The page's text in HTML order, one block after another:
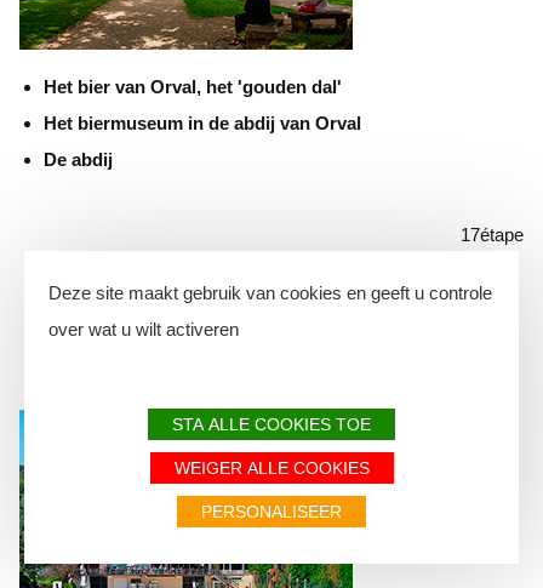
Het bier van Orval, het 'gouden dal'
Het biermuseum in de abdij van Orval
De abdij
17étape
ETHE
Deze site maakt gebruik van cookies en geeft u controle
over wat u wilt activeren
STA ALLE COOKIES TOE
WEIGER ALLE COOKIES
PERSONALISEER